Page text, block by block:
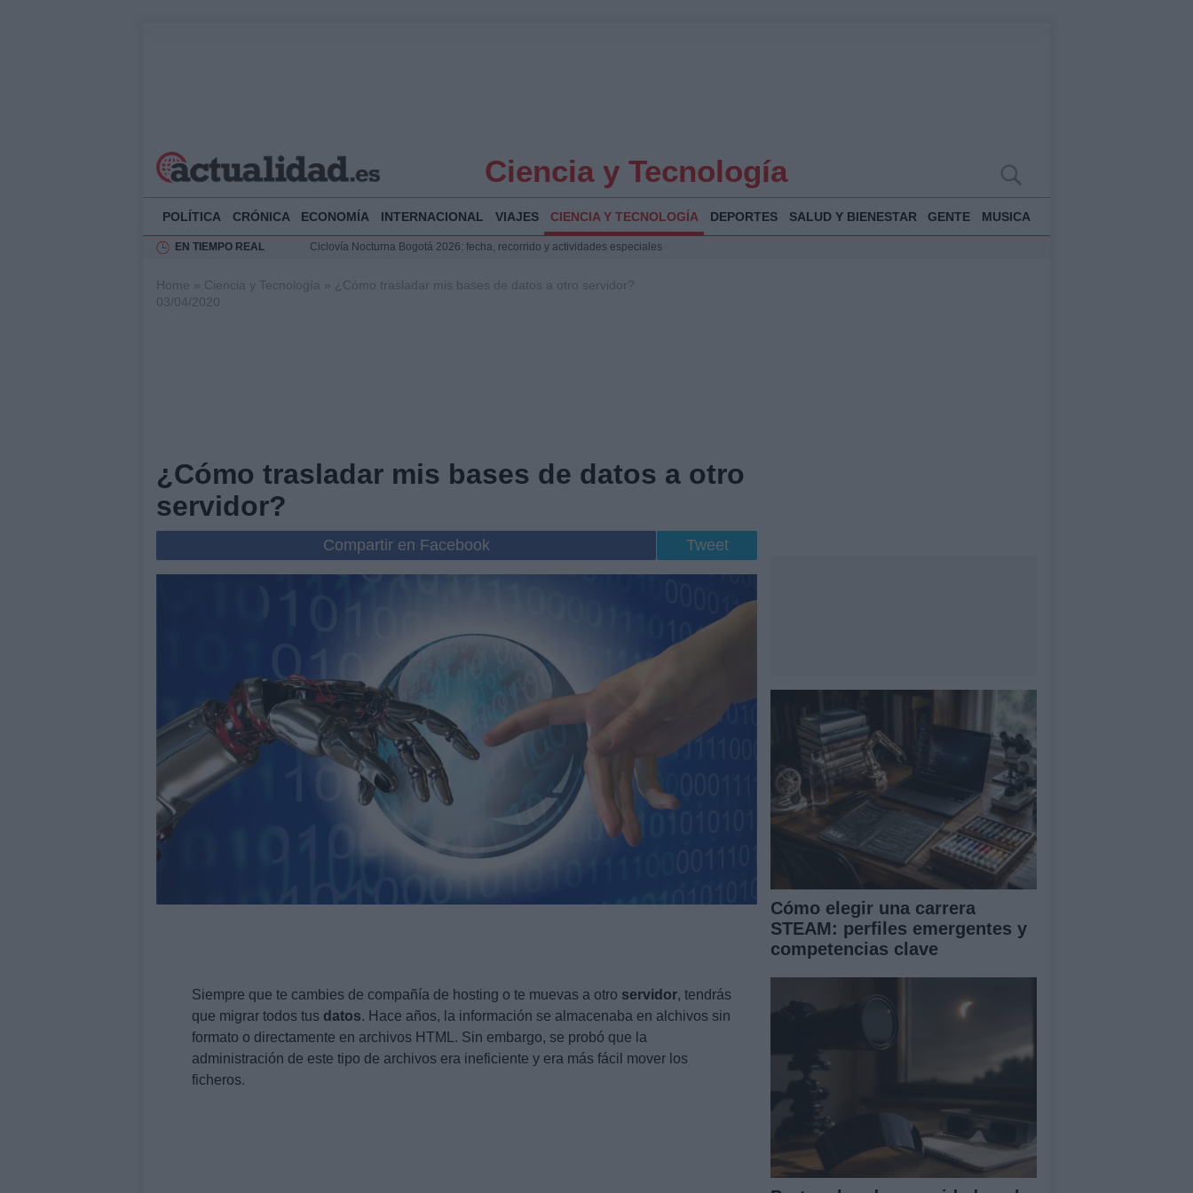
Ciencia y Tecnología
POLÍTICA CRÓNICA ECONOMÍA INTERNACIONAL VIAJES CIENCIA Y TECNOLOGÍA DEPORTES SALUD Y BIENESTAR GENTE MUSICA
EN TIEMPO REAL
Ciclovía Nocturna Bogotá 2026: fecha, recorrido y actividades especiales
Rehabilitación de la Illa Plana: Menorca apuesta por el deporte náutico sostenible
Home » Ciencia y Tecnología » ¿Cómo trasladar mis bases de datos a otro servidor?
03/04/2020
¿Cómo trasladar mis bases de datos a otro
servidor?
Compartir en Facebook Tweet
Siempre que te cambies de compañía de hosting o te muevas a otro servidor, tendrás
que migrar todos tus datos. Hace años, la información se almacenaba en alchivos sin
formato o directamente en archivos HTML. Sin embargo, se probó que la
administración de este tipo de archivos era ineficiente y era más fácil mover los
ficheros.
Cómo elegir una carrera
STEAM: perfiles emergentes y
competencias clave